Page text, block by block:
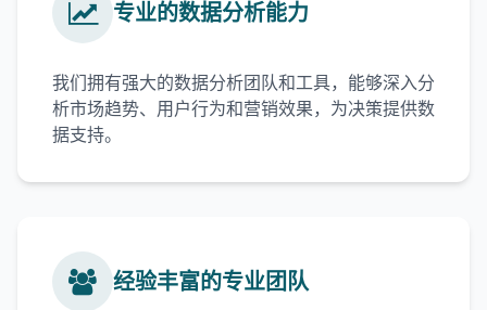
专业的数据分析能力
我们拥有强大的数据分析团队和工具，能够深入分
析市场趋势、用户行为和营销效果，为决策提供数
据支持。
经验丰富的专业团队